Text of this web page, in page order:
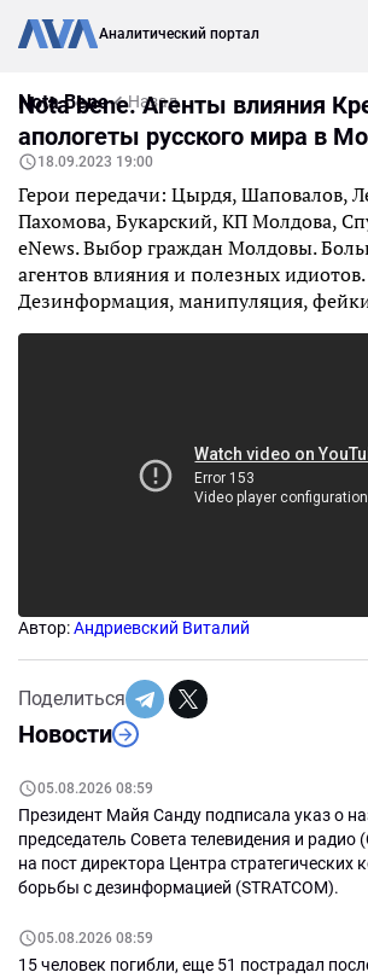
Аналитический портал
Nota Bene Назад
Новости
05.08.2026 08:59
Президент Майя Санду подписала указ о
председатель Совета телевидения и
на пост директора Центра стратегических
борьбы с дезинформацией (STRATCOM).
05.08.2026 08:59
15 человек погибли, еще 51 пострадал
Nota bene. Агенты влияния
апологеты русского мира в
18.09.2023 19:00
Герои передачи: Цырдя, Шаповалов,
Пахомова, Букарский, КП Молдова,
eNews. Выбор граждан Молдовы.
агентов влияния и полезных идиотов.
Дезинформация, манипуляция,
Автор:Андриевский Виталий
Поделиться